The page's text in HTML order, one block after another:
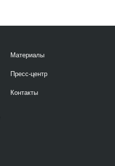
Материалы
Пресс-центр
Контакты